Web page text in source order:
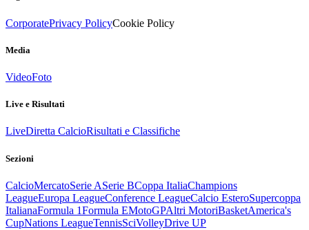
CorporatePrivacy PolicyCookie Policy
Media
VideoFoto
Live e Risultati
LiveDiretta CalcioRisultati e Classifiche
Sezioni
CalcioMercatoSerie ASerie BCoppa ItaliaChampions
LeagueEuropa LeagueConference LeagueCalcio EsteroSupercoppa
ItalianaFormula 1Formula EMotoGPAltri MotoriBasketAmerica's
CupNations LeagueTennisSciVolleyDrive UP